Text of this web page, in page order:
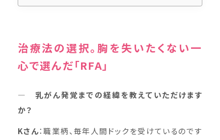
治療法の選択。胸を失いたくない一
心で選んだ「RFA」
― 乳がん発覚までの経緯を教えていただけます
か？
Kさん：職業柄、毎年人間ドックを受けているのです